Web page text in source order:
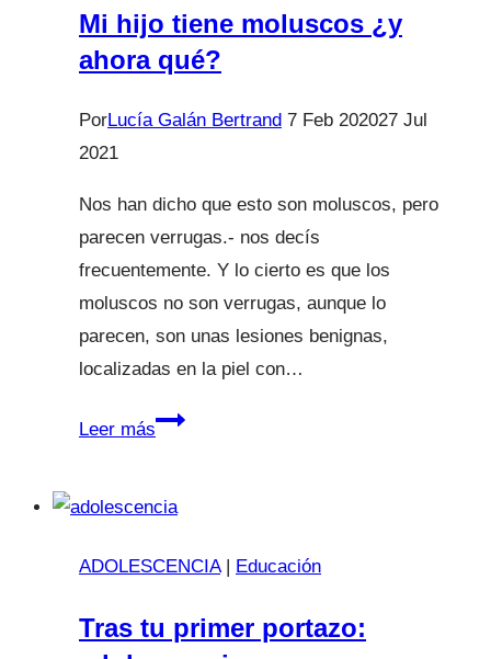
bebés
pueden
ir
a
Mi hijo tiene moluscos ¿y
ahora qué?
PorLucía Galán Bertrand 7 Feb 202027 Jul
2021
Nos han dicho que esto son moluscos, pero
parecen verrugas.- nos decís
frecuentemente. Y lo cierto es que los
moluscos no son verrugas, aunque lo
parecen, son unas lesiones benignas,
localizadas en la piel con…
Leer másMi
moluscos
ADOLESCENCIA| Educación
Tras tu primer portazo: